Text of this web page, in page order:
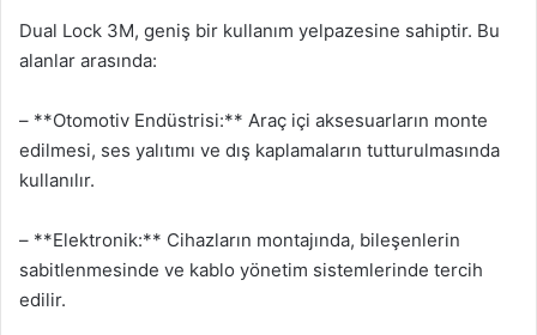
Dual Lock 3M, geniş bir kullanım yelpazesine sahiptir. Bu
alanlar arasında:
– **Otomotiv Endüstrisi:** Araç içi aksesuarların monte
edilmesi, ses yalıtımı ve dış kaplamaların tutturulmasında
kullanılır.
– **Elektronik:** Cihazların montajında, bileşenlerin
sabitlenmesinde ve kablo yönetim sistemlerinde tercih
edilir.